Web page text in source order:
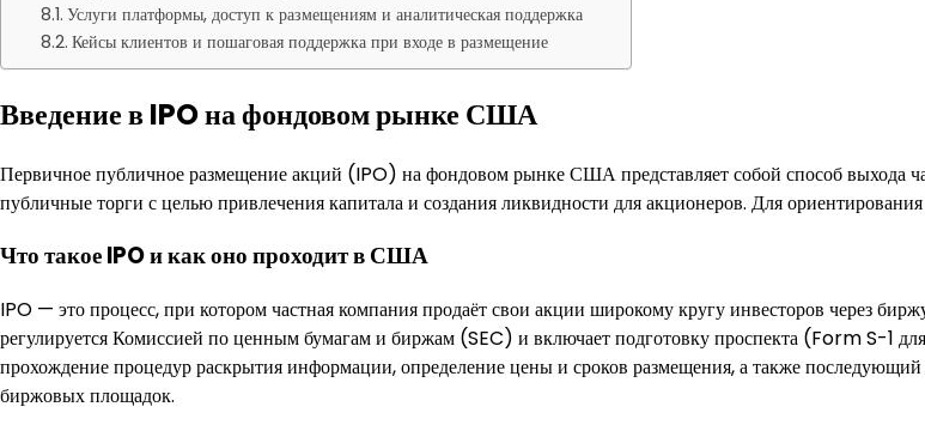
Услуги платформы, доступ к размещениям и аналитическая поддержка
Кейсы клиентов и пошаговая поддержка при входе в размещение
Введение в IPO на фондовом рынке США
Первичное публичное размещение акций (IPO) на фондовом рынке США представляет собой способ выхода
публичные торги с целью привлечения капитала и создания ликвидности для акционеров. Для
Что такое IPO и как оно проходит в США
IPO — это процесс, при котором частная компания продаёт свои акции широкому кругу инвесторов через
регулируется Комиссией по ценным бумагам и биржам (SEC) и включает подготовку проспекта (Form S-1
прохождение процедур раскрытия информации, определение цены и сроков размещения, а также
биржовых площадок.